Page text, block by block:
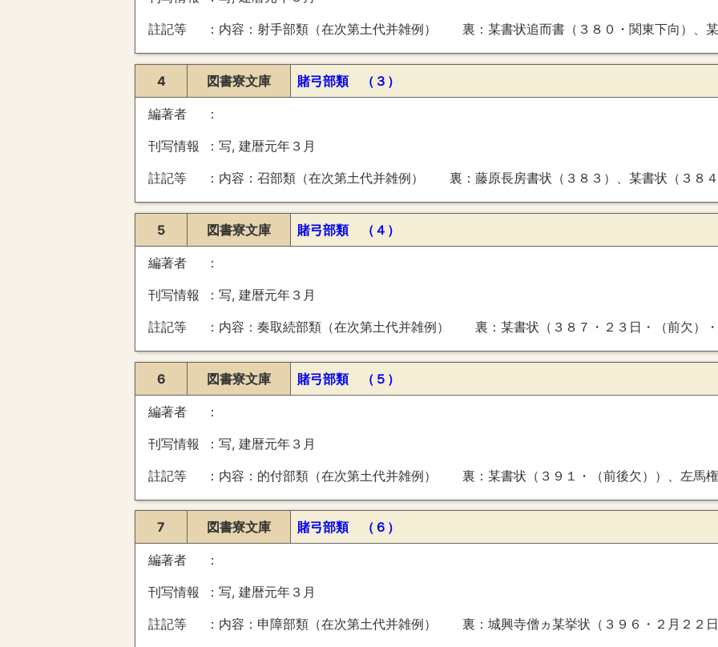
註記等
内容：射手部類（在次第土代并雑例） 裏：某書状追而書（３８０・関東下向）、某書状（３８１・（前後欠））、同（３８２・２月２９日
4 図書寮文庫 賭弓部類 （３）
編著者
刊写情報
写, 建暦元年３月
註記等
内容：召部類（在次第土代并雑例） 裏：藤原長房書状（３８３）、某書状（３８４・９月２５日・飛鳥井雅経宛・尾張国五節舞仕丁装束）、参議某書状（３８５・４月１７日・慶賀事）、左馬権頭藤原忠綱書状（３８６・９月３日・
5 図書寮文庫 賭弓部類 （４）
編著者
刊写情報
写, 建暦元年３月
註記等
内容：奏取続部類（在次第土代并雑例） 裏：某書状（３８７・２３日・（前欠）・飛鳥井雅経ヵ宛・隆聴抄・小右記抄献上・摂津国湯山粮料）、藤原能景書状（３８８・４月５日）、藤原能景書状礼紙ヵ（３８９・（前欠）・飛鳥井雅経宛）、某書状
6 図書寮文庫 賭弓部類 （５）
編著者
刊写情報
写, 建暦元年３月
註記等
内容：的付部類（在次第土代并雑例） 裏：某書状（３９１・（前後欠））、左馬権頭藤原忠綱書状（３９２・８月４日・藤少将宛・昇子内親王ヵ二条泉殿行啓出車）、藤原某寄進状（３９３・承元２年正月１１日）、後鳥羽上皇院宣（３９４・８月２４日・藤原家実奉・飛鳥井雅経ヵ宛・水無瀬殿仏事）、皇太后忻子令旨案（３９５・承元２年
7 図書寮文庫 賭弓部類 （６）
編著者
刊写情報
写, 建暦元年３月
註記等
内容：申障部類（在次第土代并雑例） 裏：城興寺僧ヵ某挙状（３９６・２月２２日・飛鳥井雅経宛・城興寺領越後国志都野岐荘）、某書状（３９７・（後欠））、